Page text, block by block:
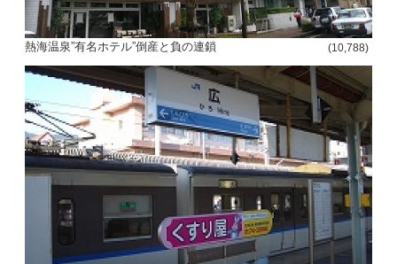
熱海温泉”有名ホテル”倒産と負の連鎖 (10,788)